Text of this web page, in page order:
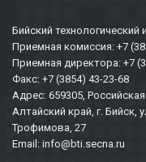
Бийский
Приемная комиссия: +7
Приемная директора: +7
Факс: +7 (3854) 43-23-68
Адрес: 659305,
Алтайский край, г. Бийск,
Трофимова, 27
Email: info@bti.secna.ru